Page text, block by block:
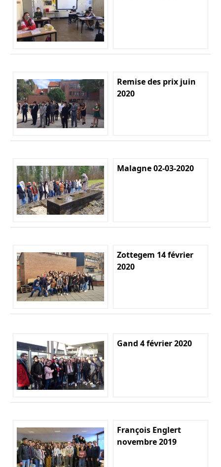
Remise des prix juin
2020
Malagne 02-03-2020
Zottegem 14 février
2020
Gand 4 février 2020
François Englert
novembre 2019